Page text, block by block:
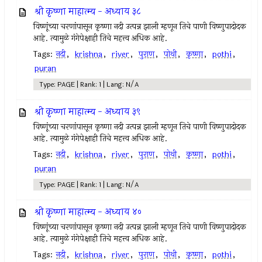
श्री कृष्णा माहात्म्य - अध्याय ३८
विष्णूंच्या चरणांपासून कृष्णा नदी उत्पन्न झाली म्हणून तिचे पाणी विष्णुपादोदक
आहे. त्यामुळे गंगेपेक्षाही तिचे महत्त्व अधिक आहे.
Tags: नदी, krishna, river, पुराण, पोथी, कृष्णा, pothi,
puran
Type: PAGE | Rank: 1 | Lang: N/A
श्री कृष्णा माहात्म्य - अध्याय ३९
विष्णूंच्या चरणांपासून कृष्णा नदी उत्पन्न झाली म्हणून तिचे पाणी विष्णुपादोदक
आहे. त्यामुळे गंगेपेक्षाही तिचे महत्त्व अधिक आहे.
Tags: नदी, krishna, river, पुराण, पोथी, कृष्णा, pothi,
puran
Type: PAGE | Rank: 1 | Lang: N/A
श्री कृष्णा माहात्म्य - अध्याय ४०
विष्णूंच्या चरणांपासून कृष्णा नदी उत्पन्न झाली म्हणून तिचे पाणी विष्णुपादोदक
आहे. त्यामुळे गंगेपेक्षाही तिचे महत्त्व अधिक आहे.
Tags: नदी, krishna, river, पुराण, पोथी, कृष्णा, pothi,